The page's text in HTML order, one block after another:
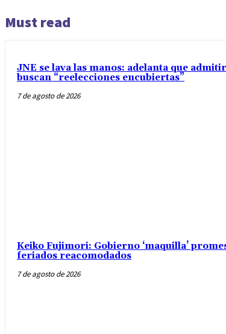
Must read
JNE se lava las manos: adelanta que
buscan “reelecciones encubiertas”
7 de agosto de 2026
Keiko Fujimori: Gobierno ‘maquilla’
feriados reacomodados
7 de agosto de 2026